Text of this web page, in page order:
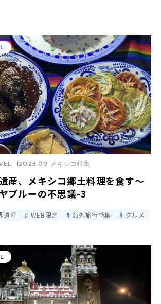
産、メキシコ郷土料理を食す〜
ブルーの不思議-3
2023.09 メキシコ特集
遺産 WEB限定 海外旅行特集 グルメ